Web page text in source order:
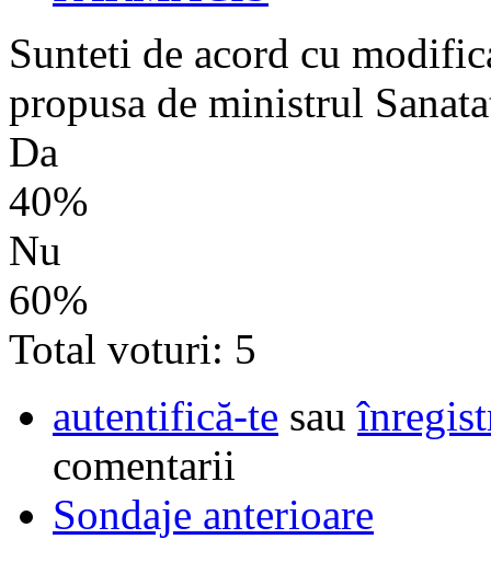
Sunteti de acord cu
propusa de ministrul
Da
40%
Nu
60%
Total voturi: 5
autentifică-te sau
comentarii
Sondaje anterioare